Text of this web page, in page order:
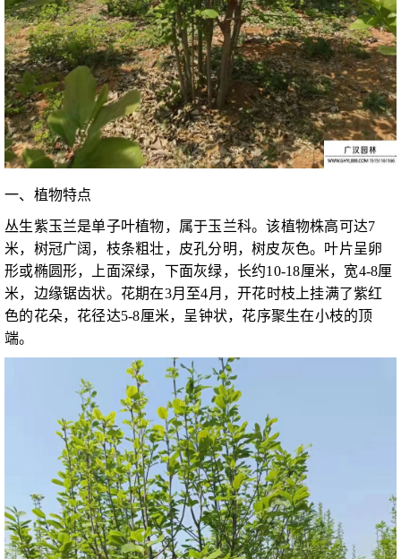
一、植物特点
丛生紫玉兰是单子叶植物，属于玉兰科。该植物株高可达7
米，树冠广阔，枝条粗壮，皮孔分明，树皮灰色。叶片呈卵
形或椭圆形，上面深绿，下面灰绿，长约10-18厘米，宽4-8厘
米，边缘锯齿状。花期在3月至4月，开花时枝上挂满了紫红
色的花朵，花径达5-8厘米，呈钟状，花序聚生在小枝的顶
端。